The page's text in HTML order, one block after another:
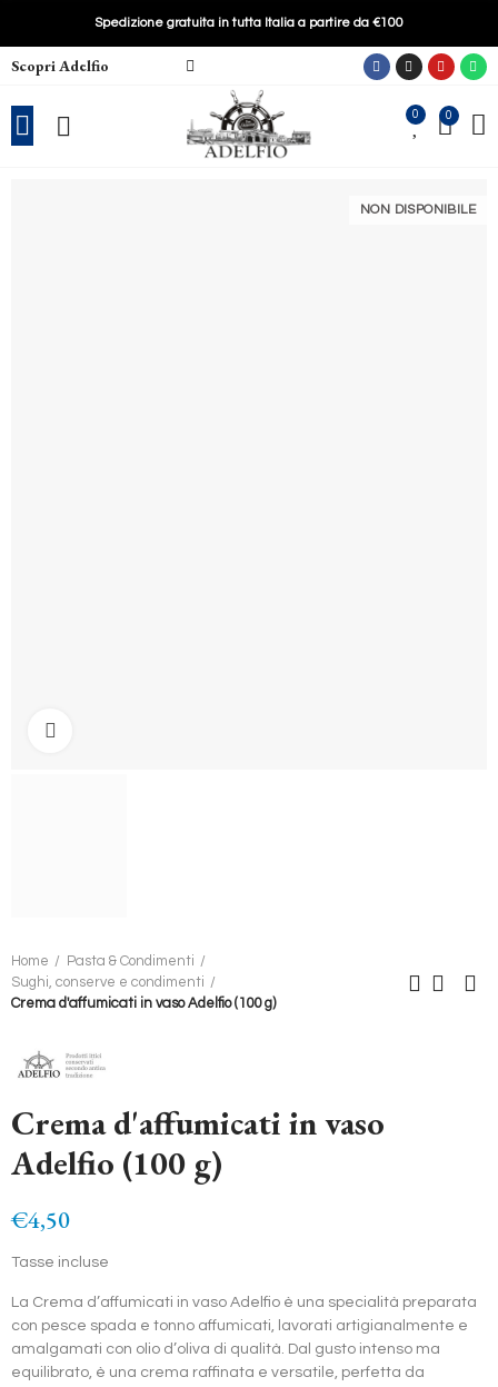
Spedizione gratuita in tutta Italia a partire da €100
Scopri Adelfio
0 0
NON DISPONIBILE
Home
Pasta & Condimenti
Sughi, conserve e condimenti
Crema d'affumicati in vaso Adelfio (100 g)
Crema d'affumicati in vaso
Adelfio (100 g)
€4,50
Tasse incluse
La Crema d’affumicati in vaso Adelfio è una specialità preparata
con pesce spada e tonno affumicati, lavorati artigianalmente e
amalgamati con olio d’oliva di qualità. Dal gusto intenso ma
equilibrato, è una crema raffinata e versatile, perfetta da